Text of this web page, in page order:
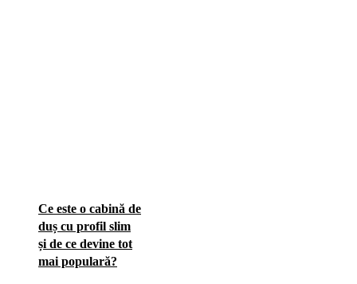
Ce este o cabină de
duș cu profil slim
și de ce devine tot
mai populară?